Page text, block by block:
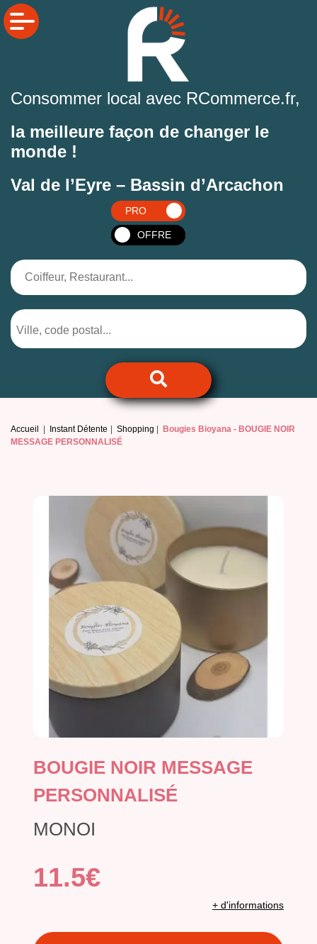
Consommer local avec RCommerce.fr,
la meilleure façon de changer le
monde !
Val de l’Eyre – Bassin d’Arcachon
PRO
OFFRE
Accueil Instant Détente Shopping Bougies Bioyana - BOUGIE NOIR
MESSAGE PERSONNALISÉ
BOUGIE NOIR MESSAGE
PERSONNALISÉ
MONOI
11.5€
+ d'informations